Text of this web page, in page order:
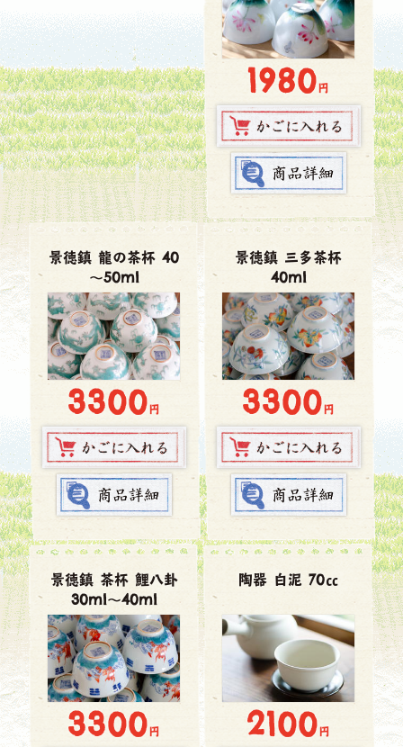
1980円
景徳鎮 龍の茶杯 40
～50ml
3300円
景徳鎮 三多茶杯
40ml
3300円
景徳鎮 茶杯 鯉八卦
30ml～40ml
3300円
陶器 白泥 70㏄
2100円